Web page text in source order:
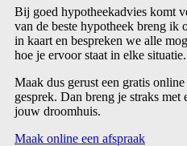
Bij goed hypotheekadvies komt
van de beste hypotheek breng ik
in kaart en bespreken we alle
hoe je ervoor staat in elke situatie.
Maak dus gerust een gratis
gesprek. Dan breng je straks
jouw droomhuis.
Maak online een afspraak